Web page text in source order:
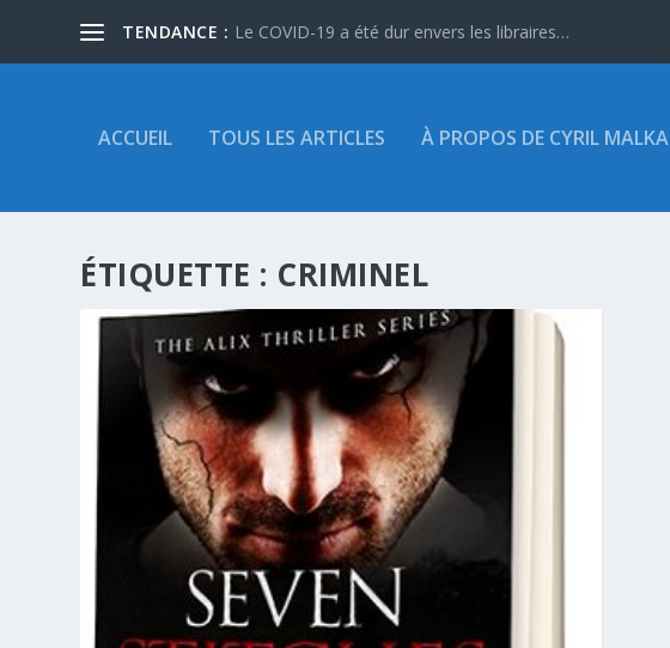
TENDANCE : Le COVID-19 a été dur envers les libraires…
ACCUEIL TOUS LES ARTICLES À PROPOS DE CYRIL MALKA
ÉTIQUETTE : CRIMINEL